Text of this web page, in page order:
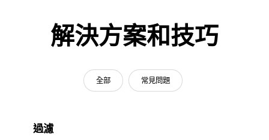
解決方案和技巧
全部 常見問題
過濾